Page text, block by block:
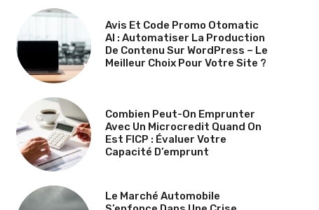
Avis Et Code Promo Otomatic
AI : Automatiser La Production
De Contenu Sur WordPress – Le
Meilleur Choix Pour Votre Site ?
Combien Peut-On Emprunter
Avec Un Microcredit Quand On
Est FICP : Évaluer Votre
Capacité D’emprunt
Le Marché Automobile